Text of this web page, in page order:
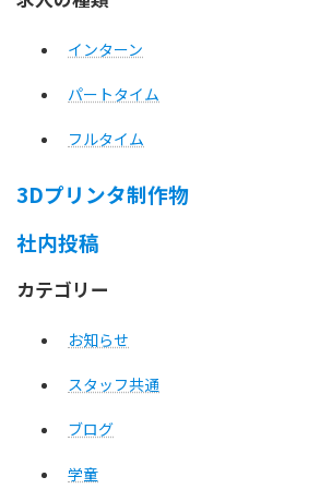
インターン
パートタイム
フルタイム
3Dプリンタ制作物
社内投稿
カテゴリー
お知らせ
スタッフ共通
ブログ
学童